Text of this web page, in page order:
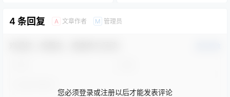
4 条回复 A 文章作者 M 管理员
您必须登录或注册以后才能发表评论